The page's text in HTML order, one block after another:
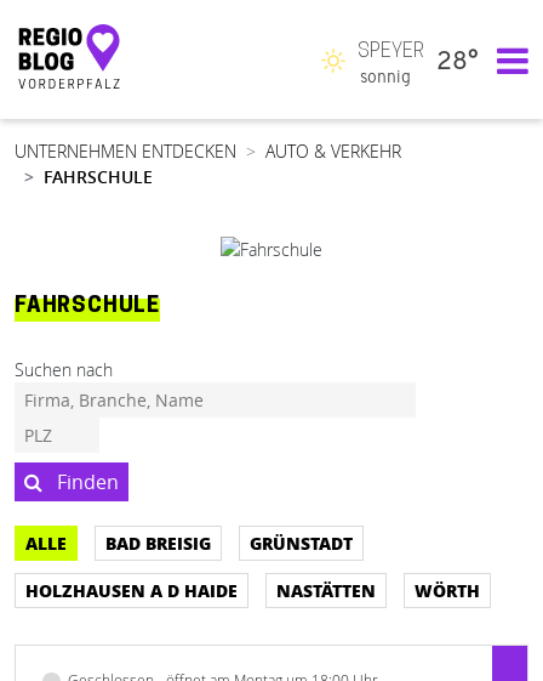
Hauptnavigation
SPEYER
sonnig
28°
UNTERNEHMEN ENTDECKEN
AUTO & VERKEHR
FAHRSCHULE
FAHRSCHULE
Suchen nach
Finden
ALLE BAD BREISIG
GRÜNSTADT
HOLZHAUSEN A D HAIDE
NASTÄTTEN WÖRTH